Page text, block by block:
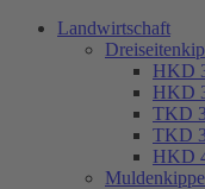
Landwirtschaft
HKD
HKD
TKD
TKD
HKD